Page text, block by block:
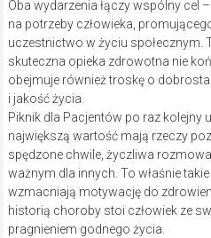
Oba wydarzenia łączy wspólny cel
na potrzeby człowieka,
uczestnictwo w życiu społecznym.
skuteczna opieka zdrowotna nie
obejmuje również troskę o
i jakość życia.
Piknik dla Pacjentów po raz kolejny
największą wartość mają rzeczy
spędzone chwile, życzliwa
ważnym dla innych. To właśnie
wzmacniają motywację do
historią choroby stoi człowiek ze
pragnieniem godnego życia.